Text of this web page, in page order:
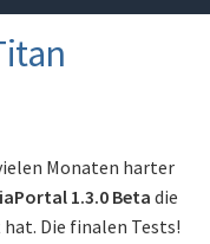
Monaten harter
1.3.0 Beta die
Die finalen Tests!